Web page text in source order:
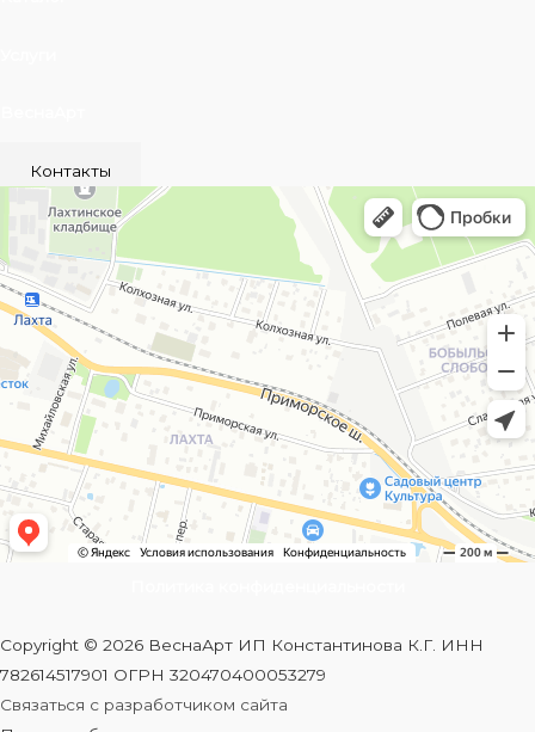
Контакты
Copyright © 2026 ВеснаАрт ИП Константинова К.Г. ИНН
782614517901 ОГРН 320470400053279
Связаться с разработчиком сайта